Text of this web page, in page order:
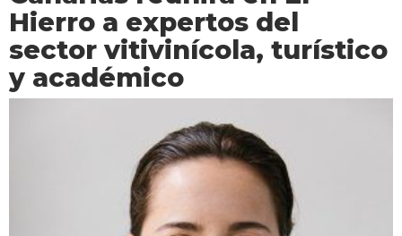
Hierro a expertos del
sector vitivinícola, turístico
y académico